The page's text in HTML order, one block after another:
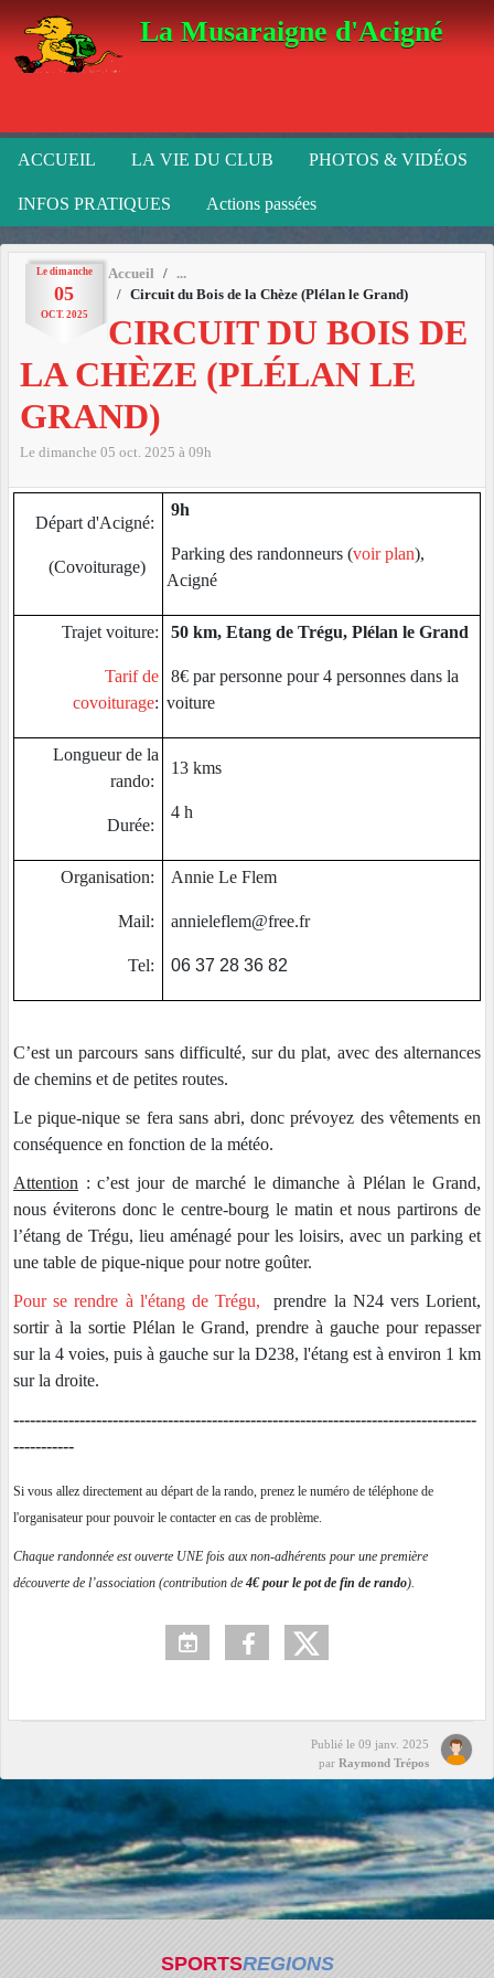
La Musaraigne d'Acigné
ACCUEIL LA VIE DU CLUB PHOTOS & VIDÉOS
INFOS PRATIQUES Actions passées
Le dimanche
05
OCT. 2025
Accueil
Circuit du Bois de la Chèze (Plélan le Grand)
CIRCUIT DU BOIS DE
LA CHÈZE (PLÉLAN LE
GRAND)
Le dimanche 05 oct. 2025 à 09h
Départ d'Acigné:
(Covoiturage)
9h
Parking des randonneurs (voir plan),
Acigné
Trajet voiture:
Tarif de
covoiturage:
50 km, Etang de Trégu, Plélan le Grand
8€ par personne pour 4 personnes dans la
voiture
Longueur de la
rando:
Durée:
13 kms
4 h
Organisation:
Mail:
Tel:
Annie Le Flem
annieleflem@free.fr
06 37 28 36 82
C’est un parcours sans difficulté, sur du plat, avec des alternances
de chemins et de petites routes.
Le pique-nique se fera sans abri, donc prévoyez des vêtements en
conséquence en fonction de la météo.
Attention : c’est jour de marché le dimanche à Plélan le Grand,
nous éviterons donc le centre-bourg le matin et nous partirons de
l’étang de Trégu, lieu aménagé pour les loisirs, avec un parking et
une table de pique-nique pour notre goûter.
Pour se rendre à l'étang de Trégu, prendre la N24 vers Lorient,
sortir à la sortie Plélan le Grand, prendre à gauche pour repasser
sur la 4 voies, puis à gauche sur la D238, l'étang est à environ 1 km
sur la droite.
------------------------------------------------------------------------------------
-----------
Si vous allez directement au départ de la rando, prenez le numéro de téléphone de
l'organisateur pour pouvoir le contacter en cas de problème.
Chaque randonnée est ouverte UNE fois aux non-adhérents pour une première
découverte de l’association (contribution de 4€ pour le pot de fin de rando).
Publié le 09 janv. 2025
par Raymond Trépos
SPORTSREGIONS
Panneau de gestion des cookies